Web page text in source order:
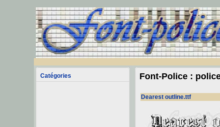
Catégories Font-Police :
Dearest outline.ttf